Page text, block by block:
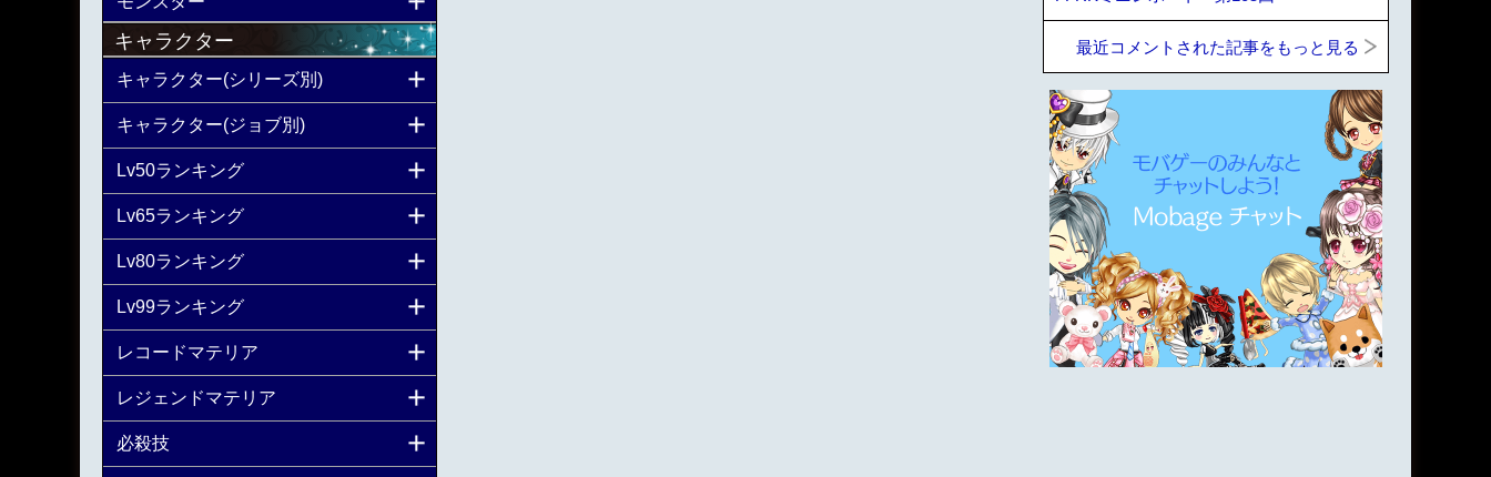
キャラクター
キャラクター(シリーズ別)
キャラクター(ジョブ別)
Lv50ランキング
Lv65ランキング
Lv80ランキング
Lv99ランキング
レコードマテリア
レジェンドマテリア
必殺技
最近コメントされた記事をもっと見る